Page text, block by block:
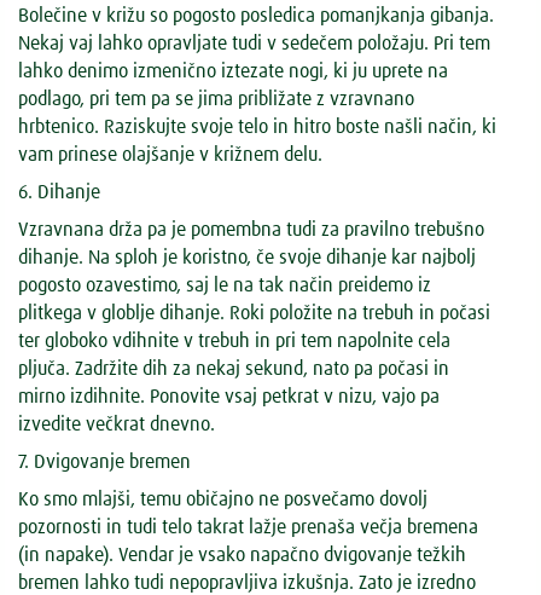
Bolečine v križu so pogosto posledica pomanjkanja gibanja.
Nekaj vaj lahko opravljate tudi v sedečem položaju. Pri tem
lahko denimo izmenično iztezate nogi, ki ju uprete na
podlago, pri tem pa se jima približate z vzravnano
hrbtenico. Raziskujte svoje telo in hitro boste našli način, ki
vam prinese olajšanje v križnem delu.
6. Dihanje
Vzravnana drža pa je pomembna tudi za pravilno trebušno
dihanje. Na sploh je koristno, če svoje dihanje kar najbolj
pogosto ozavestimo, saj le na tak način preidemo iz
plitkega v globlje dihanje. Roki položite na trebuh in počasi
ter globoko vdihnite v trebuh in pri tem napolnite cela
pljuča. Zadržite dih za nekaj sekund, nato pa počasi in
mirno izdihnite. Ponovite vsaj petkrat v nizu, vajo pa
izvedite večkrat dnevno.
7. Dvigovanje bremen
Ko smo mlajši, temu običajno ne posvečamo dovolj
pozornosti in tudi telo takrat lažje prenaša večja bremena
(in napake). Vendar je vsako napačno dvigovanje težkih
bremen lahko tudi nepopravljiva izkušnja. Zato je izredno